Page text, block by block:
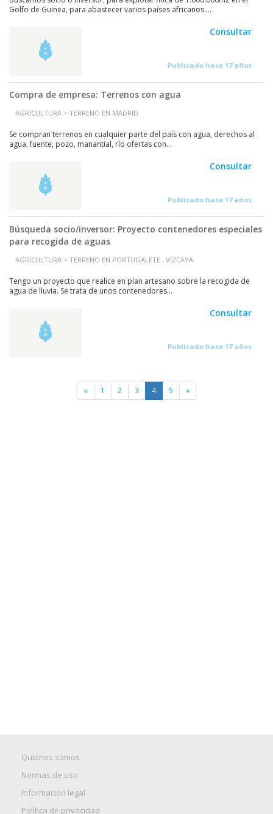
Golfo de Guinea, para abastecer varios países africanos....
Consultar
Publicado hace 17 años
Compra de empresa: Terrenos con agua
AGRICULTURA > TERRENO EN MADRID
Se compran terrenos en cualquier parte del país con agua, derechos al
agua, fuente, pozo, manantial, río ofertas con...
Consultar
Publicado hace 17 años
Búsqueda socio/inversor: Proyecto contenedores especiales
para recogida de aguas
AGRICULTURA > TERRENO EN PORTUGALETE , VIZCAYA
Tengo un proyecto que realice en plan artesano sobre la recogida de
agua de lluvia. Se trata de unos contenedores...
Consultar
Publicado hace 17 años
« 1 2 3 4 5 »
Quiénes somos
Normas de uso
Información legal
Política de privacidad